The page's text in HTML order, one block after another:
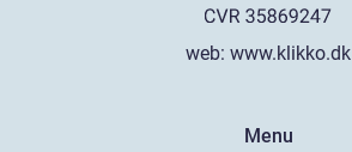
web: www.klikko.dk
Menu